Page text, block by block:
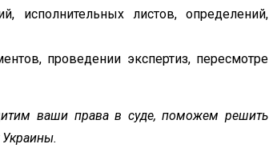
листов, определений,
проведении экспертиз, пересмотре
ваши права в суде, поможем решить